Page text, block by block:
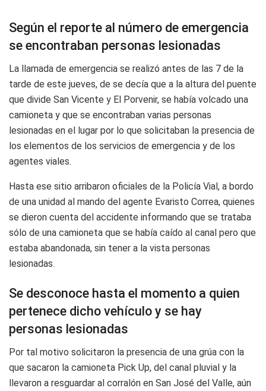
Según el reporte al número de emergencia
se encontraban personas lesionadas
La llamada de emergencia se realizó antes de las 7 de la
tarde de este jueves, de se decía que a la altura del puente
que divide San Vicente y El Porvenir, se había volcado una
camioneta y que se encontraban varias personas
lesionadas en el lugar por lo que solicitaban la presencia de
los elementos de los servicios de emergencia y de los
agentes viales.
Hasta ese sitio arribaron oficiales de la Policía Vial, a bordo
de una unidad al mando del agente Evaristo Correa, quienes
se dieron cuenta del accidente informando que se trataba
sólo de una camioneta que se había caído al canal pero que
estaba abandonada, sin tener a la vista personas
lesionadas.
Se desconoce hasta el momento a quien
pertenece dicho vehículo y se hay
personas lesionadas
Por tal motivo solicitaron la presencia de una grúa con la
que sacaron la camioneta Pick Up, del canal pluvial y la
llevaron a resguardar al corralón en San José del Valle, aún